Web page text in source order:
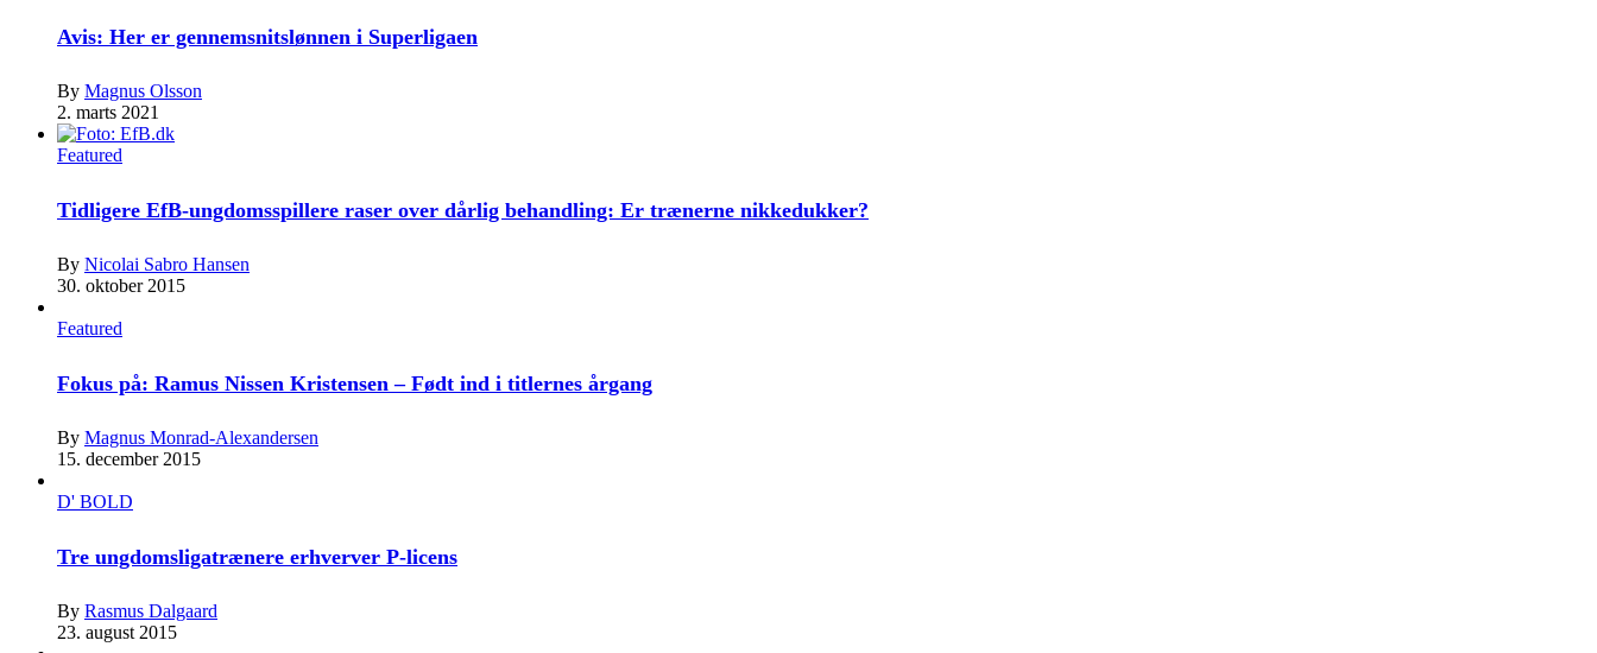
Avis: Her er gennemsnitslønnen i Superligaen
By Magnus Olsson
2. marts 2021
Featured
Tidligere EfB-ungdomsspillere raser over dårlig behandling: Er trænerne nikkedukker?
By Nicolai Sabro Hansen
30. oktober 2015
Featured
Fokus på: Ramus Nissen Kristensen – Født ind i titlernes årgang
By Magnus Monrad-Alexandersen
15. december 2015
D' BOLD
Tre ungdomsligatrænere erhverver P-licens
By Rasmus Dalgaard
23. august 2015